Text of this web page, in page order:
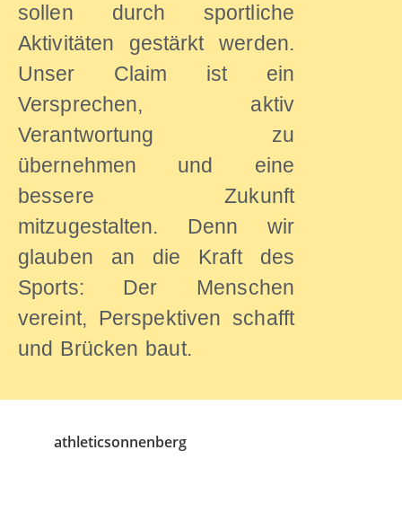
sollen durch sportliche
Aktivitäten gestärkt werden.
Unser Claim ist ein
Versprechen, aktiv
Verantwortung zu
übernehmen und eine
bessere Zukunft
mitzugestalten. Denn wir
glauben an die Kraft des
Sports: Der Menschen
vereint, Perspektiven schafft
und Brücken baut.
athleticsonnenberg